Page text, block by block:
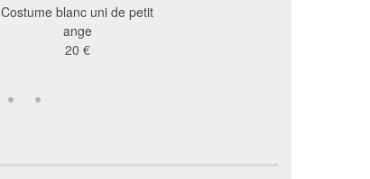
Costume blanc uni de petit
ange
20 €